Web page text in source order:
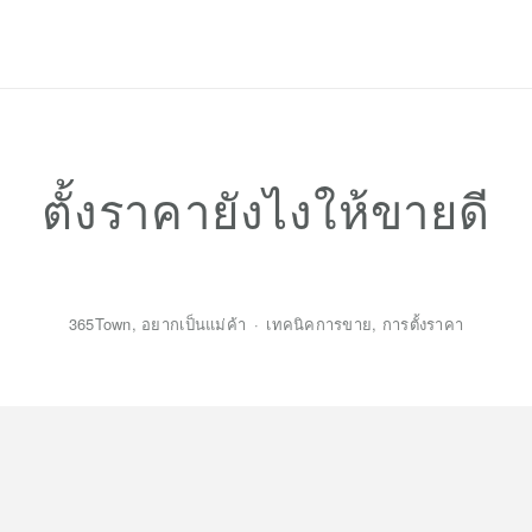
ตั้งราคายังไงให้ขายดี
365Town, อยากเป็นแม่ค้า เทคนิคการขาย, การตั้งราคา